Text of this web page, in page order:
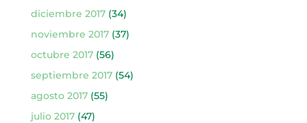
diciembre 2017(34)
noviembre 2017(37)
octubre 2017(56)
septiembre 2017(54)
agosto 2017(55)
julio 2017(47)